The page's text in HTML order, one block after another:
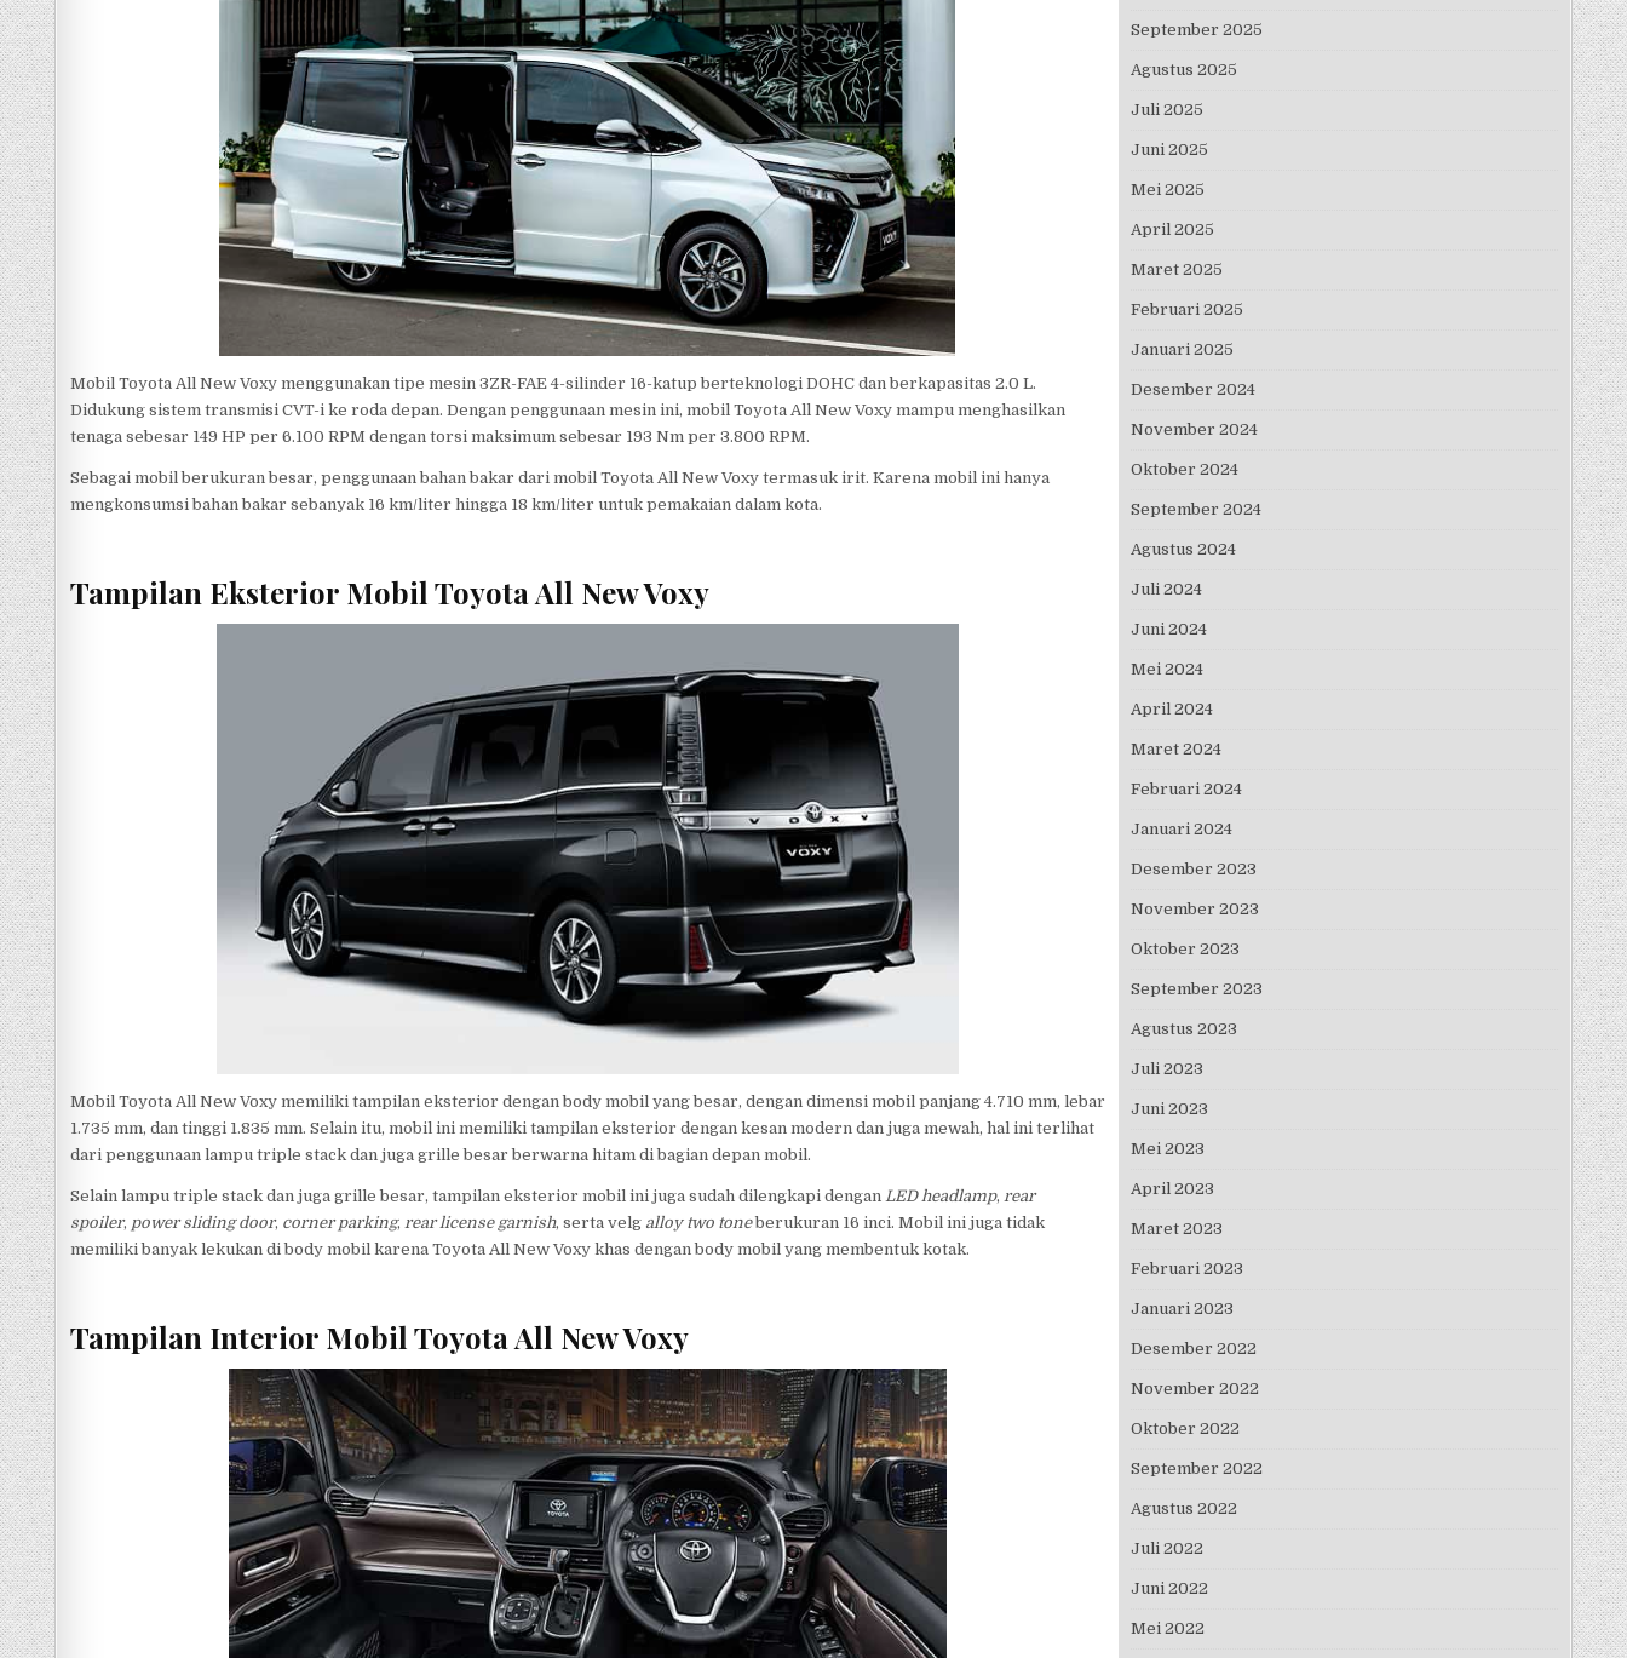
Mobil Toyota All New Voxy menggunakan tipe mesin 3ZR-FAE 4-silinder 16-katup berteknologi DOHC dan berkapasitas 2.0 L.
Didukung sistem transmisi CVT-i ke roda depan. Dengan penggunaan mesin ini, mobil Toyota All New Voxy mampu menghasilkan
tenaga sebesar 149 HP per 6.100 RPM dengan torsi maksimum sebesar 193 Nm per 3.800 RPM.
Sebagai mobil berukuran besar, penggunaan bahan bakar dari mobil Toyota All New Voxy termasuk irit. Karena mobil ini hanya
mengkonsumsi bahan bakar sebanyak 16 km/liter hingga 18 km/liter untuk pemakaian dalam kota.
Tampilan Eksterior Mobil Toyota All New Voxy
Mobil Toyota All New Voxy memiliki tampilan eksterior dengan body mobil yang besar, dengan dimensi mobil panjang 4.710 mm, lebar
1.735 mm, dan tinggi 1.835 mm. Selain itu, mobil ini memiliki tampilan eksterior dengan kesan modern dan juga mewah, hal ini terlihat
dari penggunaan lampu triple stack dan juga grille besar berwarna hitam di bagian depan mobil.
Selain lampu triple stack dan juga grille besar, tampilan eksterior mobil ini juga sudah dilengkapi dengan LED headlamp, rear
spoiler, power sliding door, corner parking, rear license garnish, serta velg alloy two toneberukuran 16 inci. Mobil ini juga tidak
memiliki banyak lekukan di body mobil karena Toyota All New Voxy khas dengan body mobil yang membentuk kotak.
Tampilan Interior Mobil Toyota All New Voxy
September 2025
Agustus 2025
Juli 2025
Juni 2025
Mei 2025
April 2025
Maret 2025
Februari 2025
Januari 2025
Desember 2024
November 2024
Oktober 2024
September 2024
Agustus 2024
Juli 2024
Juni 2024
Mei 2024
April 2024
Maret 2024
Februari 2024
Januari 2024
Desember 2023
November 2023
Oktober 2023
September 2023
Agustus 2023
Juli 2023
Juni 2023
Mei 2023
April 2023
Maret 2023
Februari 2023
Januari 2023
Desember 2022
November 2022
Oktober 2022
September 2022
Agustus 2022
Juli 2022
Juni 2022
Mei 2022